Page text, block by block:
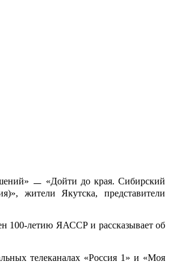
ㅡ «Дойти до края. Сибирский
жители Якутска, представители
100-летию ЯАССР и рассказывает об
телеканалах «Россия 1» и «Моя